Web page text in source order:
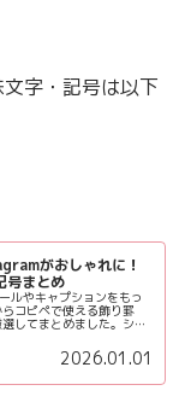
字・記号は以下
がおしゃれに！
号まとめ
ルやキャプションをもっ
コピペで使える飾り罫
してまとめました。シン
上げてみてね♪2026.01.01